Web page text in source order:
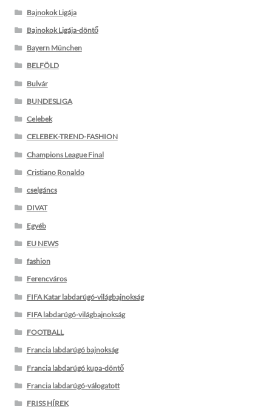
Bajnokok Ligája
Bajnokok Ligája-döntő
Bayern München
BELFÖLD
Bulvár
BUNDESLIGA
Celebek
CELEBEK-TREND-FASHION
Champions League Final
Cristiano Ronaldo
cselgáncs
DIVAT
Egyéb
EU NEWS
fashion
Ferencváros
FIFA Katar labdarúgó-világbajnokság
FIFA labdarúgó-világbajnokság
FOOTBALL
Francia labdarúgó bajnokság
Francia labdarúgó kupa-döntő
Francia labdarúgó-válogatott
FRISS HÍREK